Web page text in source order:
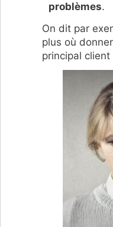
problèmes.
On dit par
plus où
principal